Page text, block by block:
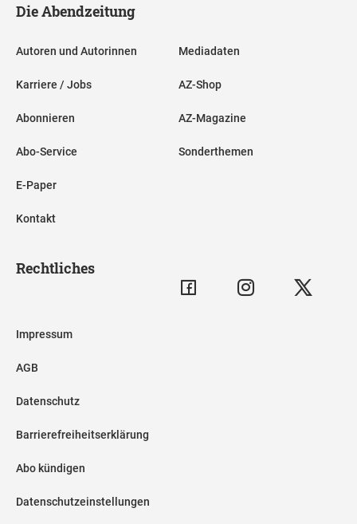
Die Abendzeitung
Autoren und Autorinnen
Karriere / Jobs
Abonnieren
Abo-Service
E-Paper
Kontakt
Mediadaten
AZ-Shop
AZ-Magazine
Sonderthemen
Rechtliches
Impressum
AGB
Datenschutz
Barrierefreiheitserklärung
Abo kündigen
Datenschutzeinstellungen